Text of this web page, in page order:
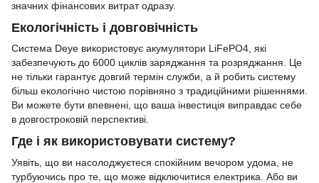
значних фінансових витрат одразу.
Екологічність і довговічність
Система Deye використовує акумулятори LiFePO4, які
забезпечують до 6000 циклів заряджання та розряджання. Це
не тільки гарантує довгий термін служби, а й робить систему
більш екологічно чистою порівняно з традиційними рішеннями.
Ви можете бути впевнені, що ваша інвестиція виправдає себе
в довгостроковій перспективі.
Где і як використовувати систему?
Уявіть, що ви насолоджуєтеся спокійним вечором удома, не
турбуючись про те, що може відключитися електрика. Або ви